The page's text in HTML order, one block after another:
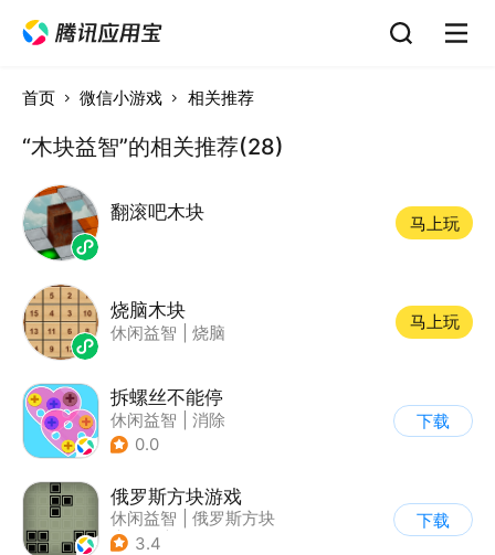
首页 微信小游戏 相关推荐
“木块益智”的相关推荐(28)
翻滚吧木块
马上玩
烧脑木块
休闲益智 烧脑
马上玩
拆螺丝不能停
休闲益智
消除
0.0
下载
俄罗斯方块游戏
休闲益智
俄罗斯方块
| 童年
3.4
下载